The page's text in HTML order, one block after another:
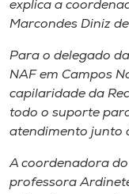
explica a
Marcondes Diniz
Para o delegado
NAF em Campos
capilaridade da
todo o suporte
atendimento junto
A coordenadora
professora